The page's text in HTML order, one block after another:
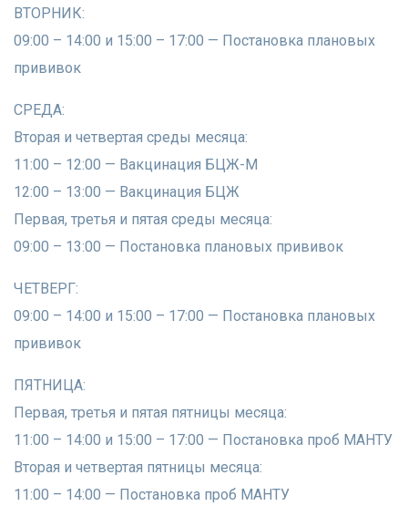
​ВТОРНИК:
​09:00 – 14:00 и 15:00 – 17:00 — Постановка плановых
прививок
СРЕДА:
​Вторая и четвертая среды месяца:
​11:00 – 12:00 — Вакцинация БЦЖ-М
​12:00 – 13:00 — Вакцинация БЦЖ
​Первая, третья и пятая среды месяца:
​09:00 – 13:00 — Постановка плановых прививок
ЧЕТВЕРГ:
​09:00 – 14:00 и 15:00 – 17:00 — Постановка плановых
прививок
ПЯТНИЦА:
​Первая, третья и пятая пятницы месяца:
​11:00 – 14:00 и 15:00 – 17:00 — Постановка проб МАНТУ
​Вторая и четвертая пятницы месяца:
​11:00 – 14:00 — Постановка проб МАНТУ